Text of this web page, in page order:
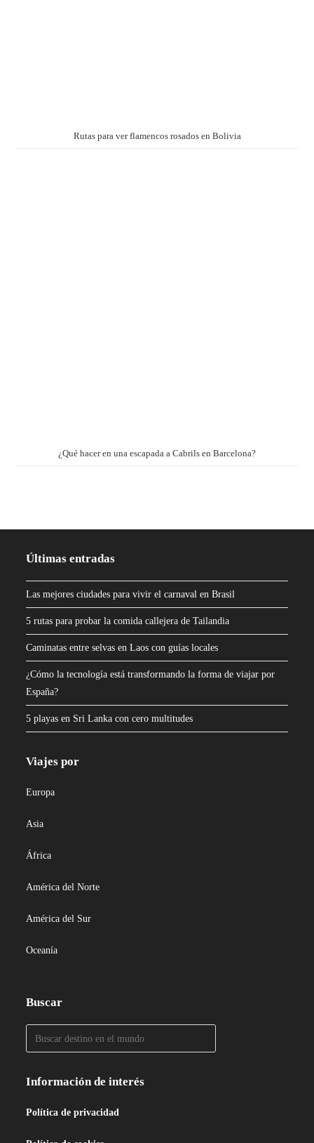
Rutas para ver flamencos rosados en Bolivia
¿Qué hacer en una escapada a Cabrils en Barcelona?
Últimas entradas
Las mejores ciudades para vivir el carnaval en Brasil
5 rutas para probar la comida callejera de Tailandia
Caminatas entre selvas en Laos con guías locales
¿Cómo la tecnología está transformando la forma de viajar por
España?
5 playas en Sri Lanka con cero multitudes
Viajes por
Europa
Asia
África
América del Norte
América del Sur
Oceanía
Buscar
Información de interés
Política de privacidad